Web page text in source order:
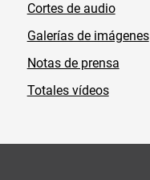
Cortes de audio
Galerías de imágenes
Notas de prensa
Totales vídeos